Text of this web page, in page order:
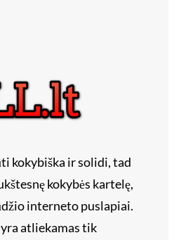
kokybiška ir solidi, tad
kokybės kartelę,
interneto puslapiai.
atliekamas tik